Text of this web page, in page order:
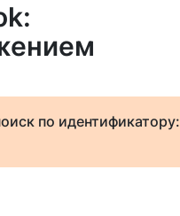
по идентификатору: